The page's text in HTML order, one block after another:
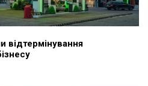
відтермінування